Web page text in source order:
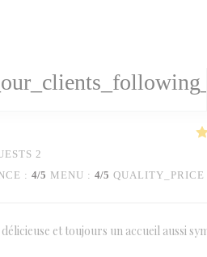
2
: 4/5 MENU : 4/5 QUALITY_PRICE
et toujours un accueil aussi